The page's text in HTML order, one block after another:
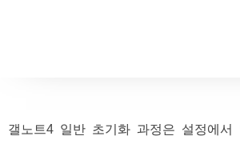
갤노트4 일반 초기화 과정은 설정에